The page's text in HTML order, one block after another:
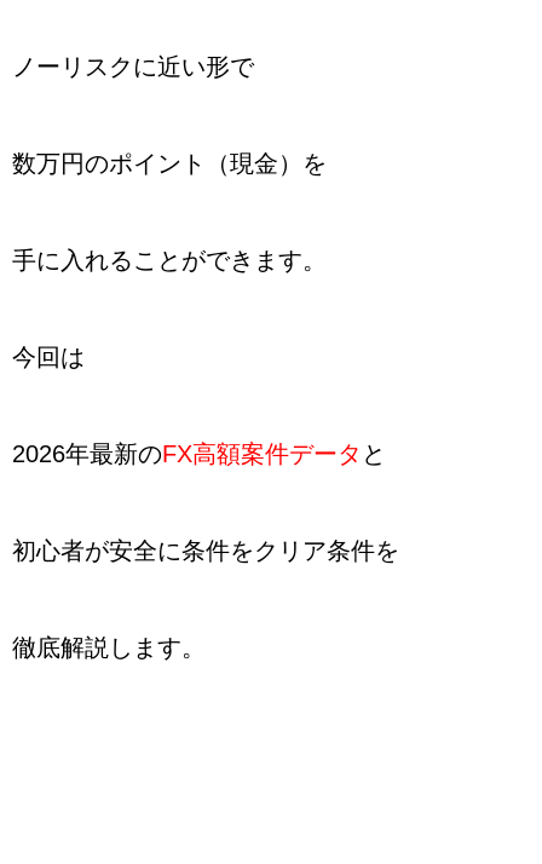
ノーリスクに近い形で
数万円のポイント（現金）を
手に入れることができます。
今回は
2026年最新のFX高額案件データ と
初心者が安全に条件をクリア条件を
徹底解説します。